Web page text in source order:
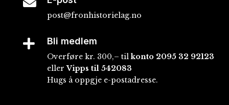
post@fronhistorielag.no
 Bli medlem
Overføre kr. 300,– tilkonto 2095 32 92123
ellerVipps til 542083
Hugs å oppgje e-postadresse.